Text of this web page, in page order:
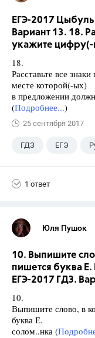
ЕГЭ-2017
Вариант 13. 18.
укажите цифру(-
18.
Расставьте все
месте которой(-ых)
в предложении
(Подробнее...)
25 сентября 2017
ГДЗ ЕГЭ
1 ответ
Юля Пушок
10. Выпишите
пишется буква
ЕГЭ-2017 ГДЗ.
10.
Выпишите слово, в
буква Е.
солом..нка (